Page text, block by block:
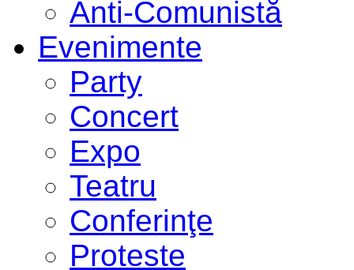
Anti-Comunistă
Evenimente
Party
Concert
Expo
Teatru
Conferinţe
Proteste